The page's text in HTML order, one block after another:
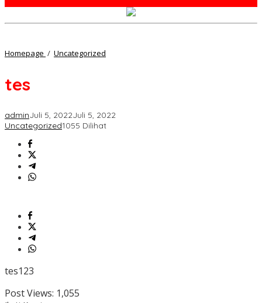
Homepage / Uncategorized
tes
adminJuli 5, 2022Juli 5, 2022
Uncategorized1055 Dilihat
tes123
Post Views: 1,055